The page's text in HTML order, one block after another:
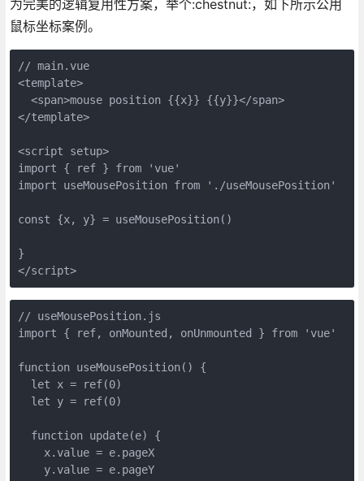
为完美的逻辑复用性方案，举个:chestnut:，如下所示公用
鼠标坐标案例。
// main.vue
<template>
  <span>mouse position {{x}} {{y}}</span>
</template>
<script setup>
import { ref } from 'vue'
import useMousePosition from './useMousePosition'
const {x, y} = useMousePosition()
}
</script>
// useMousePosition.js
import { ref, onMounted, onUnmounted } from 'vue'
function useMousePosition() {
  let x = ref(0)
  let y = ref(0)
  function update(e) {
    x.value = e.pageX
    y.value = e.pageY